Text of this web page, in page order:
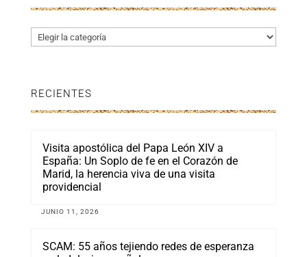
Categorías
RECIENTES
Visita apostólica del Papa León XIV a
España: Un Soplo de fe en el Corazón de
Marid, la herencia viva de una visita
providencial
JUNIO 11, 2026
SCAM: 55 años tejiendo redes de esperanza